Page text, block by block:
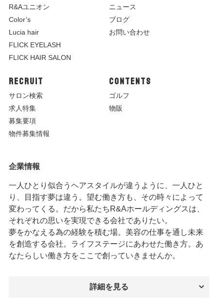
R&Aユニオン
Color’s
Lucia hair
FLICK EYELASH
FLICK HAIR SALON
ニュース
ブログ
お問い合わせ
RECRUIT
サロン検索
求人特集
募集要項
物件募集情報
CONTENTS
ゴルフ
物販
企業情報
一人ひとり似合うヘアスタイルが違うように、一人ひと
り、目指す夢は違う。望む働き方も、その時々によって
変わってくる。だから私たちR&Aホールディングスは、
それぞれの思いを実現できる会社でありたい。
夢をかなえる為の経験を積む場。美容の仕事を通し未来
を創造する会社。ライフステージにあわせた働き方。あ
なたらしい働き方をここで創っていきませんか。
詳細を見る